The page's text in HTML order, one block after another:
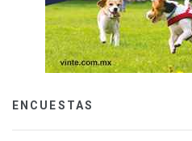
ENCUESTAS